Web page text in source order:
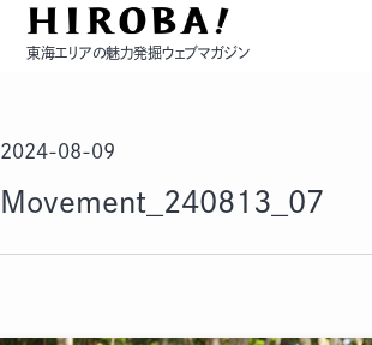
東海エリアの魅力発掘ウェブマガジン
コンテンツ
2024-08-09
Movement_240813_07